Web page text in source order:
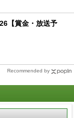
【賞金・放送予
Recommended by